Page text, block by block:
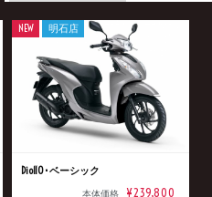
Dio110･ベーシック
本体価格 ¥239,800
NEW 明石店